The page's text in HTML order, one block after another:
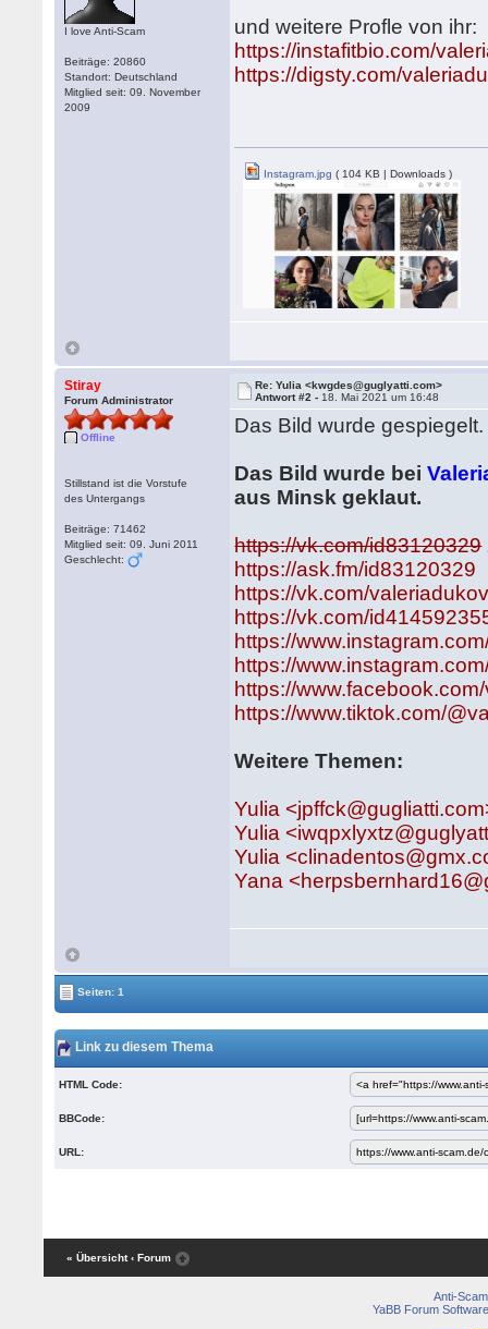
I love Anti-Scam
Beiträge: 20860
Standort: Deutschland
Mitglied seit: 09. November
2009
und weitere Profle von ihr:
https://instafitbio.com/
https://digsty.com/
Instagram.jpg ( 104 KB | Downloads )
Stiray
Forum Administrator
Offline
Stillstand ist die Vorstufe
des Untergangs
Beiträge: 71462
Mitglied seit: 09. Juni 2011
Geschlecht:
Re: Yulia <kwgdes@guglyatti.com>
Antwort #2 - 18. Mai 2021 um 16:48
Das Bild wurde gespiegelt.
Das Bild wurde bei
aus Minsk geklaut.
https://vk.com/id83120329
https://ask.fm/id83120329
https://vk.com/
https://vk.com/
https://
https://
https://
https://www.tiktok.com/
Weitere Themen:
Yulia
Yulia
Yulia
Yana
Seiten: 1
Link zu diesem Thema
HTML Code:
BBCode:
URL:
« Übersicht ‹ Forum
Anti-Scam
YaBB Forum Software